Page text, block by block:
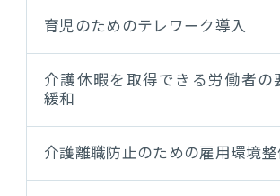
育児のためのテレワーク導入
介護休暇を取得できる労働者の
緩和
介護離職防止のための雇用環境